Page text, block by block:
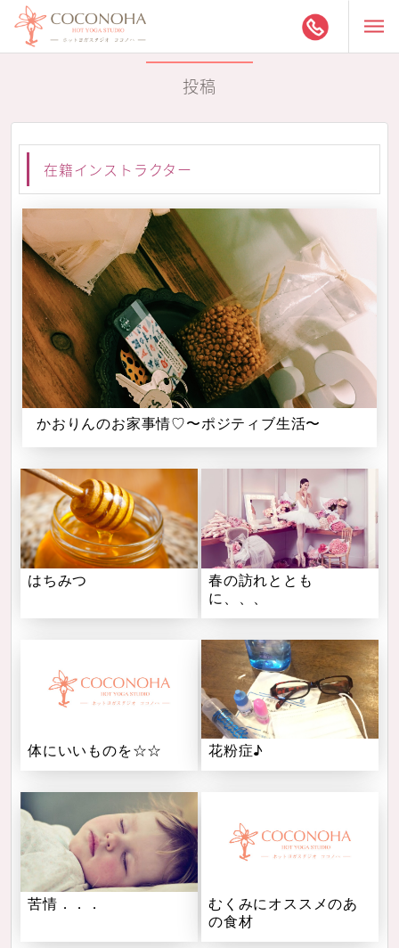
投稿
在籍インストラクター
かおりんのお家事情♡〜ポジティブ生活〜
はちみつ
春の訪れととも
に、、、
体にいいものを☆☆ 花粉症♪
苦情．．．
むくみにオススメのあ
の食材